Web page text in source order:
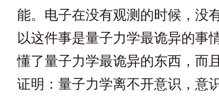
能。电子在没有观测的时候，没
以这件事是量子力学最诡异的事
懂了量子力学最诡异的东西，而
证明：量子力学离不开意识，意